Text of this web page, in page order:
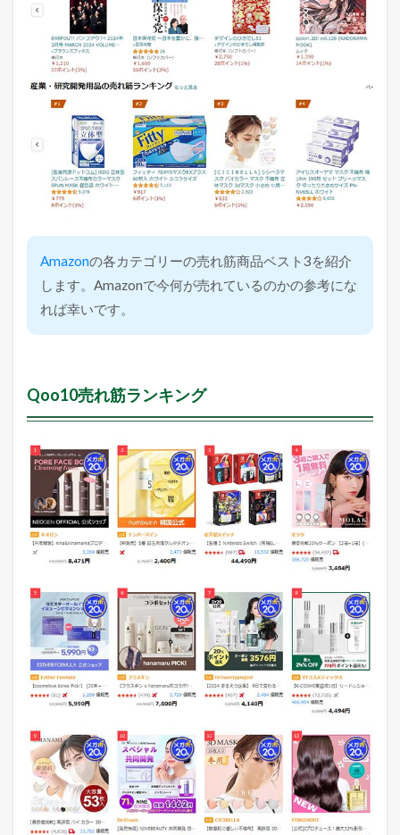
Amazonの各カテゴリーの売れ筋商品ベスト3を紹介
します。Amazonで今何が売れているのかの参考にな
れば幸いです。
Qoo10売れ筋ランキング